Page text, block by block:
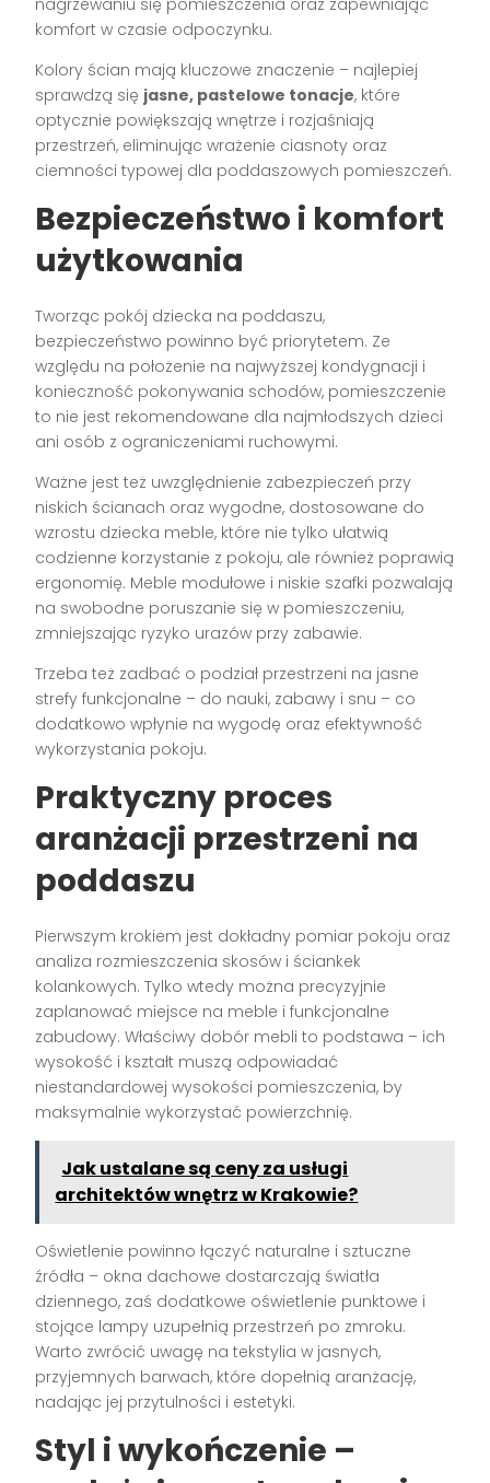
nagrzewaniu się pomieszczenia oraz zapewniając
komfort w czasie odpoczynku.
Kolory ścian mają kluczowe znaczenie – najlepiej
sprawdzą się jasne, pastelowe tonacje, które
optycznie powiększają wnętrze i rozjaśniają
przestrzeń, eliminując wrażenie ciasnoty oraz
ciemności typowej dla poddaszowych pomieszczeń.
Bezpieczeństwo i komfort
użytkowania
Tworząc pokój dziecka na poddaszu,
bezpieczeństwo powinno być priorytetem. Ze
względu na położenie na najwyższej kondygnacji i
konieczność pokonywania schodów, pomieszczenie
to nie jest rekomendowane dla najmłodszych dzieci
ani osób z ograniczeniami ruchowymi.
Ważne jest też uwzględnienie zabezpieczeń przy
niskich ścianach oraz wygodne, dostosowane do
wzrostu dziecka meble, które nie tylko ułatwią
codzienne korzystanie z pokoju, ale również poprawią
ergonomię. Meble modułowe i niskie szafki pozwalają
na swobodne poruszanie się w pomieszczeniu,
zmniejszając ryzyko urazów przy zabawie.
Trzeba też zadbać o podział przestrzeni na jasne
strefy funkcjonalne – do nauki, zabawy i snu – co
dodatkowo wpłynie na wygodę oraz efektywność
wykorzystania pokoju.
Praktyczny proces
aranżacji przestrzeni na
poddaszu
Pierwszym krokiem jest dokładny pomiar pokoju oraz
analiza rozmieszczenia skosów i ściankek
kolankowych. Tylko wtedy można precyzyjnie
zaplanować miejsce na meble i funkcjonalne
zabudowy. Właściwy dobór mebli to podstawa – ich
wysokość i kształt muszą odpowiadać
niestandardowej wysokości pomieszczenia, by
maksymalnie wykorzystać powierzchnię.
Jak ustalane są ceny za usługi
architektów wnętrz w Krakowie?
Oświetlenie powinno łączyć naturalne i sztuczne
źródła – okna dachowe dostarczają światła
dziennego, zaś dodatkowe oświetlenie punktowe i
stojące lampy uzupełnią przestrzeń po zmroku.
Warto zwrócić uwagę na tekstylia w jasnych,
przyjemnych barwach, które dopełnią aranżację,
nadając jej przytulności i estetyki.
Styl i wykończenie –